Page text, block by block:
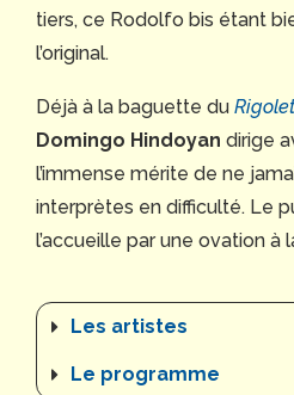
tiers, ce Rodolfo bis étant
l’original.
Déjà à la baguette du
Domingo Hindoyan dirige
l’immense mérite de ne
interprètes en difficulté. Le
l’accueille par une ovation à
Les artistes
Le programme